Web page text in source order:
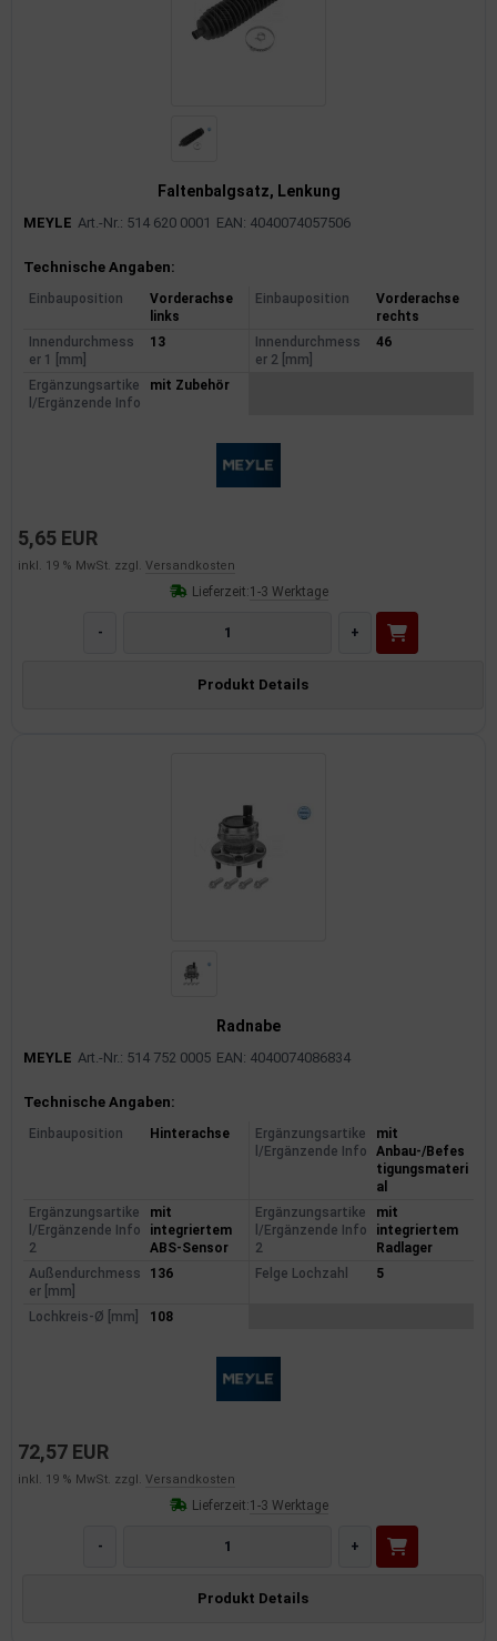
Faltenbalgsatz, Lenkung
MEYLE Art.-Nr.: 514 620 0001 EAN: 4040074057506
Produktinformationen
Technische Angaben:
Einbauposition
Vorderachse
links
Einbauposition
Vorderachse
rechts
Innendurchmess
er 1 [mm]
13
Innendurchmess
er 2 [mm]
46
Ergänzungsartike
l/Ergänzende Info
mit Zubehör
5,65 EUR
inkl. 19 % MwSt. zzgl. Versandkosten
Lieferzeit:1-3 Werktage
- +
Produkt Details
Radnabe
MEYLE Art.-Nr.: 514 752 0005 EAN: 4040074086834
Produktinformationen
Technische Angaben:
Einbauposition Hinterachse
Ergänzungsartike
l/Ergänzende Info
mit
Anbau-/Befes
tigungsmateri
al
Ergänzungsartike
l/Ergänzende Info
2
mit
integriertem
ABS-Sensor
Ergänzungsartike
l/Ergänzende Info
2
mit
integriertem
Radlager
Außendurchmess
er [mm]
136 Felge Lochzahl 5
Lochkreis-Ø [mm] 108
72,57 EUR
inkl. 19 % MwSt. zzgl. Versandkosten
Lieferzeit:1-3 Werktage
- +
Produkt Details